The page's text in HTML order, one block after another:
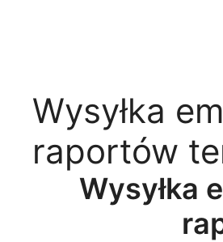
Wysyłka
raportów
Wysyłka